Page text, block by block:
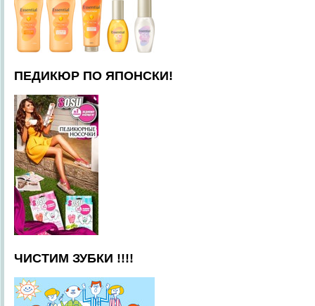
ПЕДИКЮР ПО ЯПОНСКИ!
ЧИСТИМ ЗУБКИ !!!!